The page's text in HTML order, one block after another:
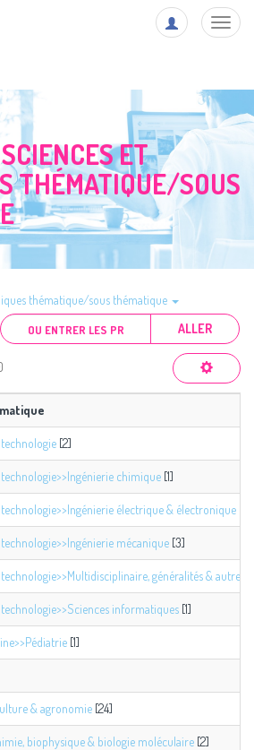
ET
THÉMATIQUE/SOUS
thématique/sous thématique
ALLER
[2]
chimique [1]
électrique & électronique
mécanique [3]
généralités & autres
informatiques [1]
[1]
& agronomie [24]
biophysique & biologie moléculaire [2]